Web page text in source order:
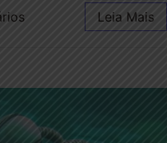
Leia Mais